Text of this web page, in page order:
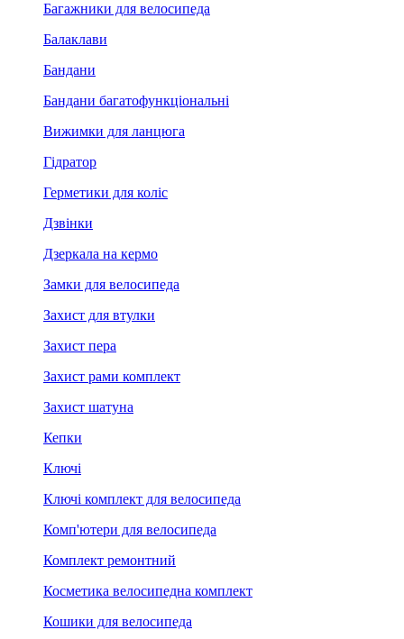
Багажники для велосипеда
Балаклави
Бандани
Бандани багатофункціональні
Вижимки для ланцюга
Гідратор
Герметики для коліс
Дзвінки
Дзеркала на кермо
Замки для велосипеда
Захист для втулки
Захист пера
Захист рами комплект
Захист шатуна
Кепки
Ключі
Ключі комплект для велосипеда
Комп'ютери для велосипеда
Комплект ремонтний
Косметика велосипедна комплект
Кошики для велосипеда